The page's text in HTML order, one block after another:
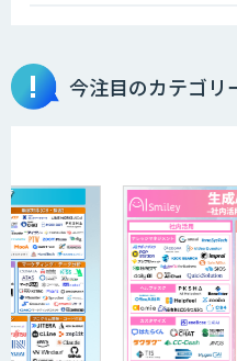
画像解
AI開発
「ジン
サービス
今注目のカテゴリ